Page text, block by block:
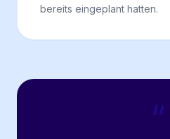
bereits eingeplant hatten.
“